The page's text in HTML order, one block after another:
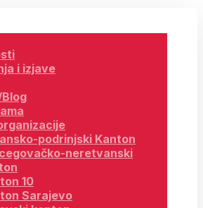
i izjave
podrinjski Kanton
neretvanski
10
Sarajevo